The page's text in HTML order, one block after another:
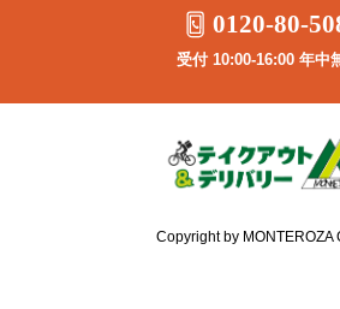
0120-80-
受付 10:00-16:00 年中
Copyright by MONTEROZA